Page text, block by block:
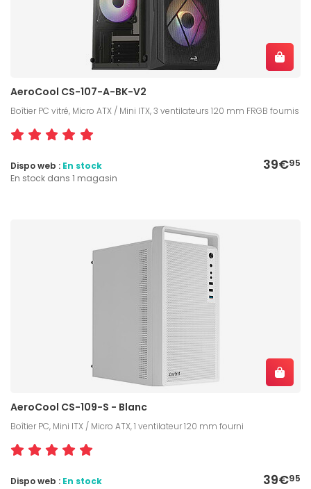
AeroCool CS-107-A-BK-V2
Boîtier PC vitré, Micro ATX / Mini ITX, 3 ventilateurs 120 mm FRGB fournis
39€95
Dispo web : En stock
En stock dans 1 magasin
AeroCool CS-109-S - Blanc
Boîtier PC, Mini ITX / Micro ATX, 1 ventilateur 120 mm fourni
39€95
Dispo web : En stock